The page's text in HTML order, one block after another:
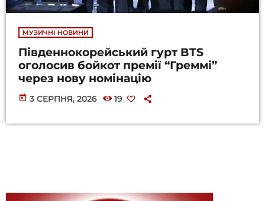
МУЗИЧНІ НОВИНИ
Південнокорейський гурт BTS
оголосив бойкот премії “Греммі”
через нову номінацію
today 3 СЕРПНЯ, 2026 19